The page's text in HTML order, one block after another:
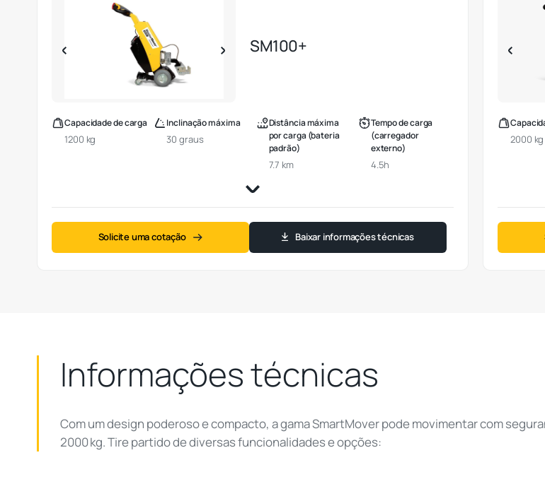
SM100+
Capacidade de carga
1200 kg
Inclinação máxima
30 graus
Distância máxima
por carga (bateria
padrão)
7.7 km
Tempo de carga
(carregador
externo)
4.5h
Solicite uma cotação Baixar informações técnicas
2000 kg
Informações técnicas
Com um design poderoso e compacto, a gama SmartMover pode movimentar com
2000 kg. Tire partido de diversas funcionalidades e opções: